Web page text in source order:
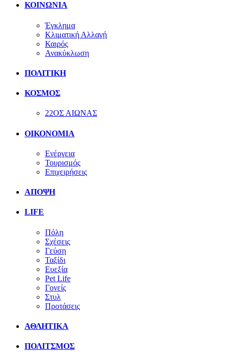
ΚΟΙΝΩΝΙΑ
Έγκλημα
Κλιματική Αλλαγή
Καιρός
Ανακύκλωση
ΠΟΛΙΤΙΚΗ
ΚΟΣΜΟΣ
22ΟΣ ΑΙΩΝΑΣ
ΟΙΚΟΝΟΜΙΑ
Ενέργεια
Τουρισμός
Επιχειρήσεις
ΑΠΟΨΗ
LIFE
Πόλη
Σχέσεις
Γεύση
Ταξίδι
Ευεξία
Pet Life
Γονείς
Στυλ
Προτάσεις
ΑΘΛΗΤΙΚΑ
ΠΟΛΙΤΣΜΟΣ